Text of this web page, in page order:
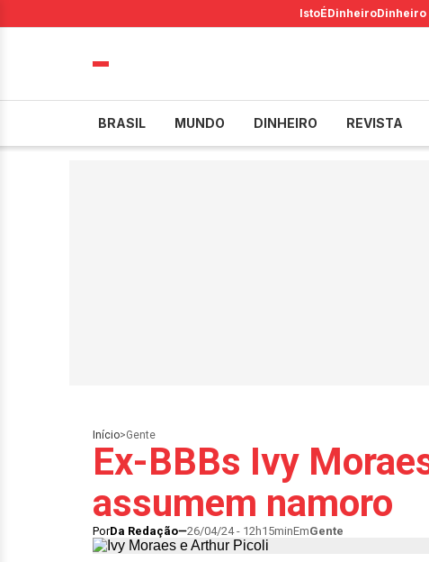
IstoÉDinheiroDinheiro
BRASIL MUNDO DINHEIRO REVISTA
Início>Gente
Ex-BBBs Ivy
assumem namoro
PorDa Redação 26/04/24 - 12h15minEmGente